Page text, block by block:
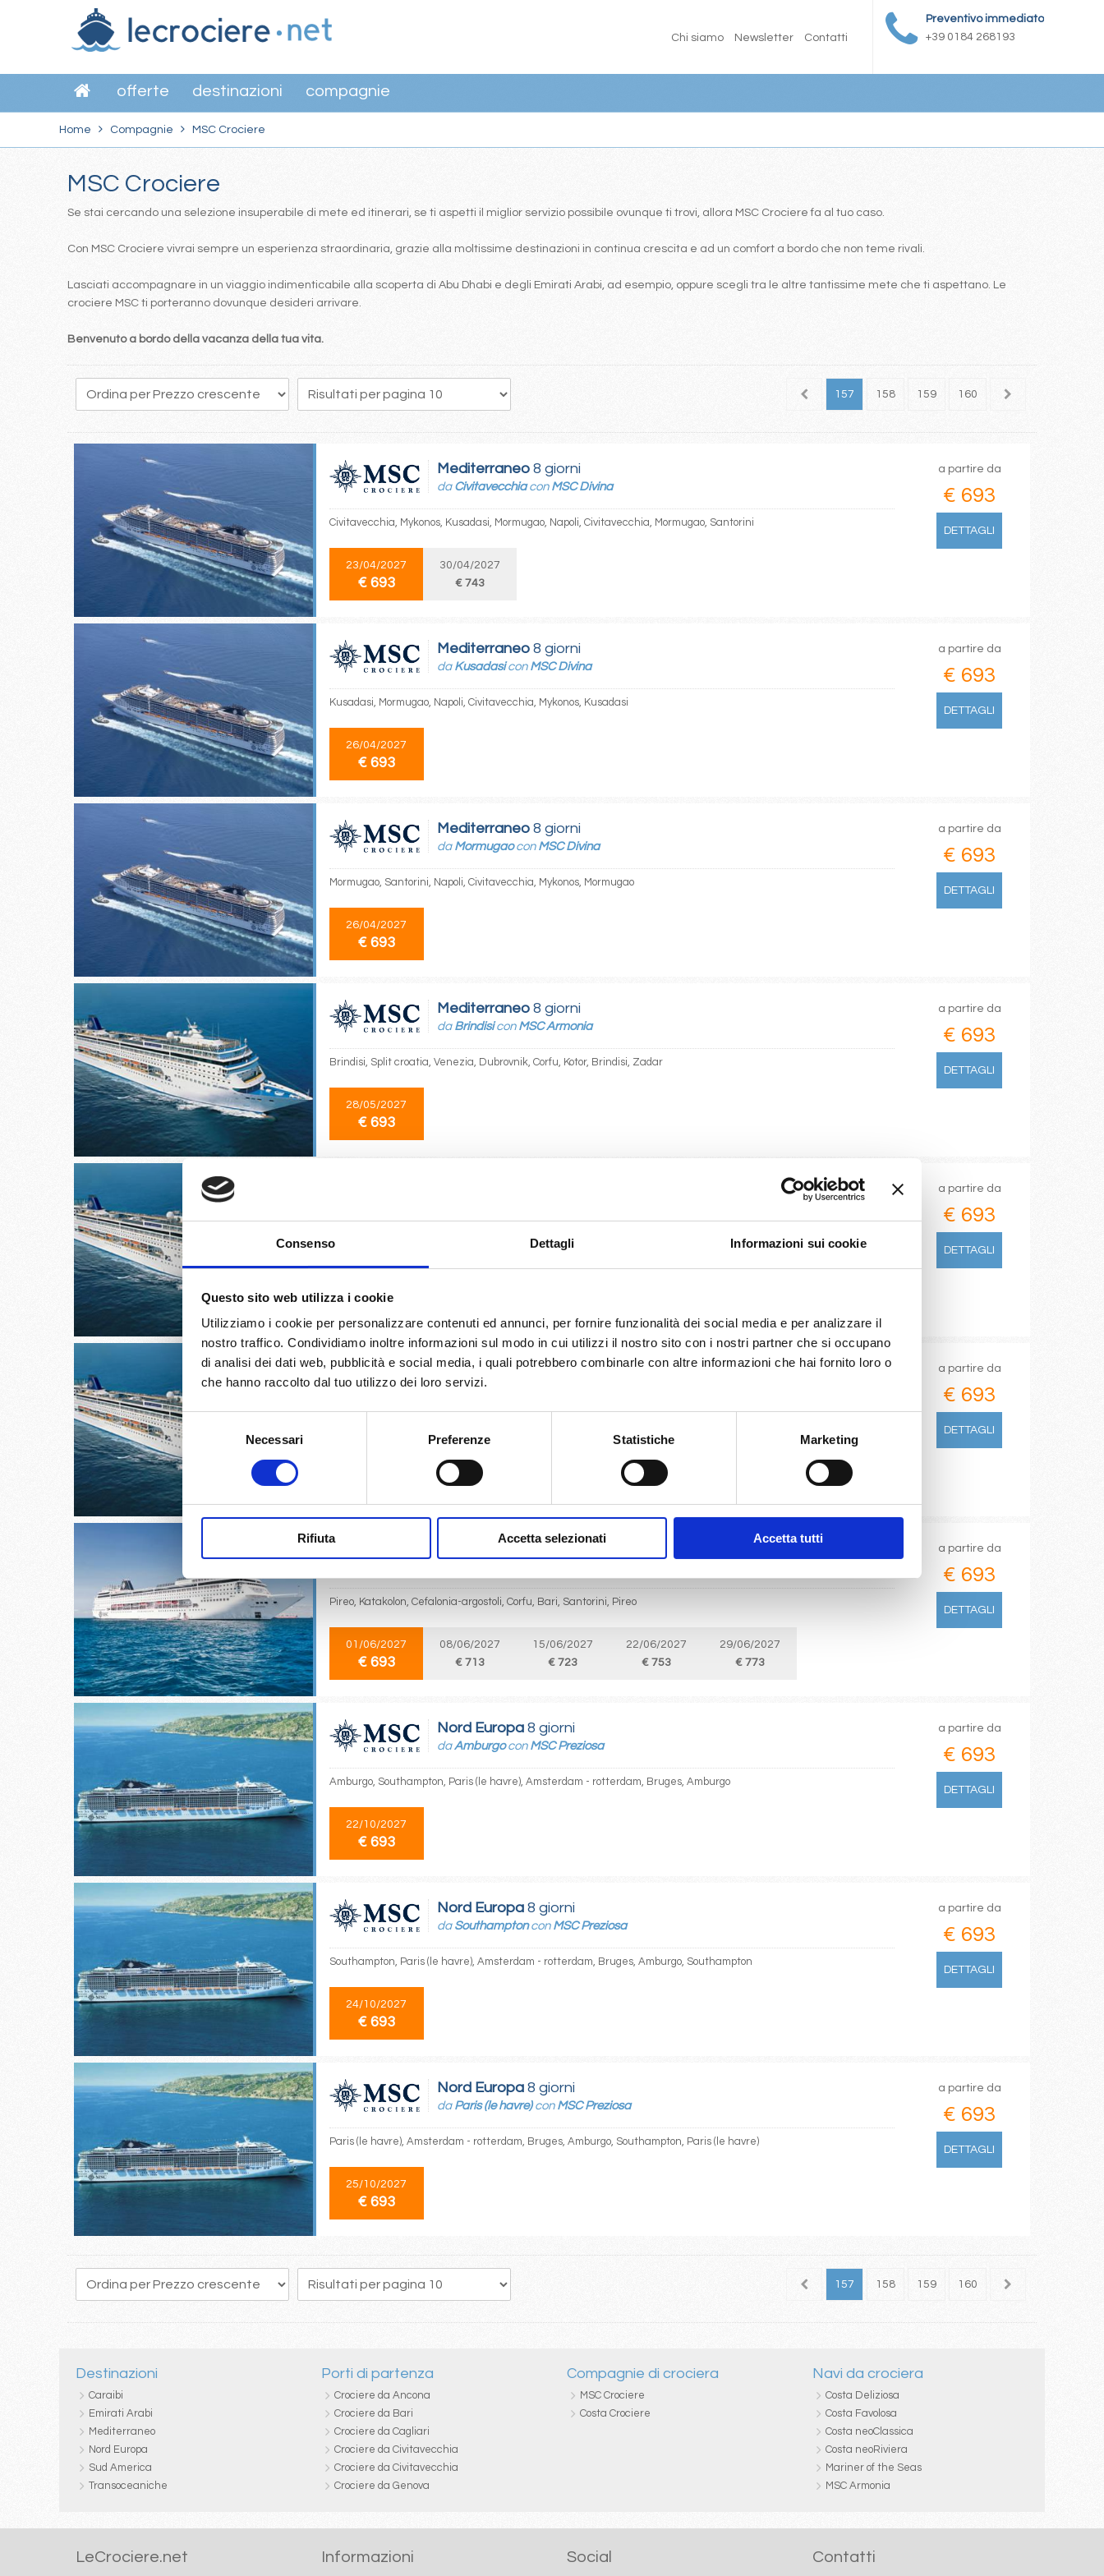
Consenso Dettagli Informazioni sui cookie
Questo sito web utilizza i cookie
Utilizziamo i cookie per personalizzare contenuti ed annunci, per fornire funzionalità dei social media e per analizzare il
nostro traffico. Condividiamo inoltre informazioni sul modo in cui utilizzi il nostro sito con i nostri partner che si occupano
di analisi dei dati web, pubblicità e social media, i quali potrebbero combinarle con altre informazioni che hai fornito loro o
che hanno raccolto dal tuo utilizzo dei loro servizi.
Selezione
del
consenso
Necessari Preferenze Statistiche Marketing
Rifiuta Accetta selezionati Accetta tutti
Preventivo immediato
+39 0184 268193
Chi siamo Newsletter Contatti
offerte destinazioni compagnie
Home Compagnie MSC Crociere
MSC Crociere
Se stai cercando una selezione insuperabile di mete ed itinerari, se ti aspetti il miglior servizio possibile ovunque ti trovi, allora MSC Crociere fa al tuo caso.
Con MSC Crociere vivrai sempre un esperienza straordinaria, grazie alla moltissime destinazioni in continua crescita e ad un comfort a bordo che non teme rivali.
Lasciati accompagnare in un viaggio indimenticabile alla scoperta di Abu Dhabi e degli Emirati Arabi, ad esempio, oppure scegli tra le altre tantissime mete che ti aspettano. Le
crociere MSC ti porteranno dovunque desideri arrivare.
Benvenuto a bordo della vacanza della tua vita.
139 140 141 142 143 144 145 146 147 149 156 157 158 159 160 161
Mediterraneo 8 giorni
da Civitavecchiacon MSC Divina
Civitavecchia, Mykonos, Kusadasi, Mormugao, Napoli, Civitavecchia, Mormugao, Santorini
23/04/2027
€ 693
30/04/2027
€ 743
a partire da
€ 693
DETTAGLI
Mediterraneo 8 giorni
da Kusadasicon MSC Divina
Kusadasi, Mormugao, Napoli, Civitavecchia, Mykonos, Kusadasi
26/04/2027
€ 693
a partire da
€ 693
DETTAGLI
Mediterraneo 8 giorni
da Mormugaocon MSC Divina
Mormugao, Santorini, Napoli, Civitavecchia, Mykonos, Mormugao
26/04/2027
€ 693
a partire da
€ 693
DETTAGLI
Mediterraneo 8 giorni
da Brindisicon MSC Armonia
Brindisi, Split croatia, Venezia, Dubrovnik, Corfu, Kotor, Brindisi, Zadar
28/05/2027
€ 693
a partire da
€ 693
DETTAGLI
Split croatia, Venezia, Dubrovnik, Corfu, Kotor, Brindisi, Split croatia, Zadar
€ 693
a partire da
€ 693
DETTAGLI
Mediterraneo8 giorni
daVenezia
a partire da
€ 693
DETTAGLI
Mediterraneo8 giorni
Pireo, Katakolon, Cefalonia-argostoli, Corfu, Bari, Santorini, Pireo
01/06/2027
€ 693
08/06/2027
€ 713
15/06/2027
€ 723
22/06/2027
€ 753
29/06/2027
€ 773
a partire da
€ 693
DETTAGLI
Nord Europa 8 giorni
daAmburgocon MSC Preziosa
Amburgo, Southampton, Paris (le havre), Amsterdam - rotterdam, Bruges, Amburgo
22/10/2027
€ 693
a partire da
€ 693
DETTAGLI
Nord Europa 8 giorni
da Southamptoncon MSC Preziosa
Southampton, Paris (le havre), Amsterdam - rotterdam, Bruges, Amburgo, Southampton
24/10/2027
€ 693
a partire da
€ 693
DETTAGLI
Nord Europa 8 giorni
da Paris (le havre)con MSC Preziosa
Paris (le havre), Amsterdam - rotterdam, Bruges, Amburgo, Southampton, Paris (le havre)
25/10/2027
€ 693
a partire da
€ 693
DETTAGLI
139 140 141 142 143 144 145 146 147 149 156 157 158 159 160 161
Destinazioni
Caraibi
Emirati Arabi
Mediterraneo
Nord Europa
Sud America
Transoceaniche
Porti di partenza
Crociere da Ancona
Crociere da Bari
Crociere da Cagliari
Crociere da Civitavecchia
Crociere da Civitavecchia
Crociere da Genova
Compagnie di crociera
MSC Crociere
Costa Crociere
Navi da crociera
Costa Deliziosa
Costa Favolosa
Costa neoClassica
Costa neoRiviera
Mariner of the Seas
MSC Armonia
LeCrociere.net Informazioni Social Contatti